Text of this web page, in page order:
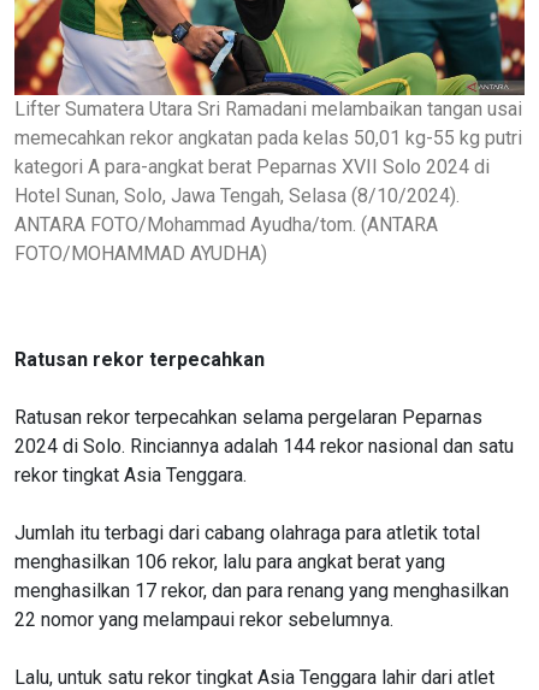
Lifter Sumatera Utara Sri Ramadani melambaikan tangan usai
memecahkan rekor angkatan pada kelas 50,01 kg-55 kg putri
kategori A para-angkat berat Peparnas XVII Solo 2024 di
Hotel Sunan, Solo, Jawa Tengah, Selasa (8/10/2024).
ANTARA FOTO/Mohammad Ayudha/tom. (ANTARA
FOTO/MOHAMMAD AYUDHA)
Ratusan rekor terpecahkan
Ratusan rekor terpecahkan selama pergelaran Peparnas
2024 di Solo. Rinciannya adalah 144 rekor nasional dan satu
rekor tingkat Asia Tenggara.
Jumlah itu terbagi dari cabang olahraga para atletik total
menghasilkan 106 rekor, lalu para angkat berat yang
menghasilkan 17 rekor, dan para renang yang menghasilkan
22 nomor yang melampaui rekor sebelumnya.
Lalu, untuk satu rekor tingkat Asia Tenggara lahir dari atlet